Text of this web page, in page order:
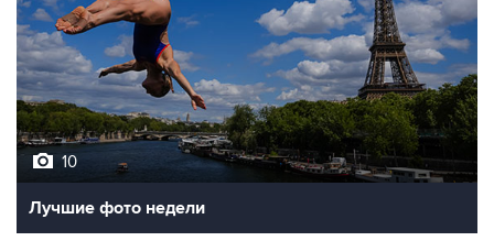
10
Лучшие фото недели